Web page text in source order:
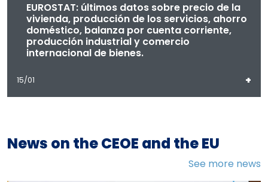
EUROSTAT: últimos datos sobre precio de la
vivienda, producción de los servicios, ahorro
doméstico, balanza por cuenta corriente,
producción industrial y comercio
internacional de bienes.
15/01 +
News on the CEOE and the EU
See more news